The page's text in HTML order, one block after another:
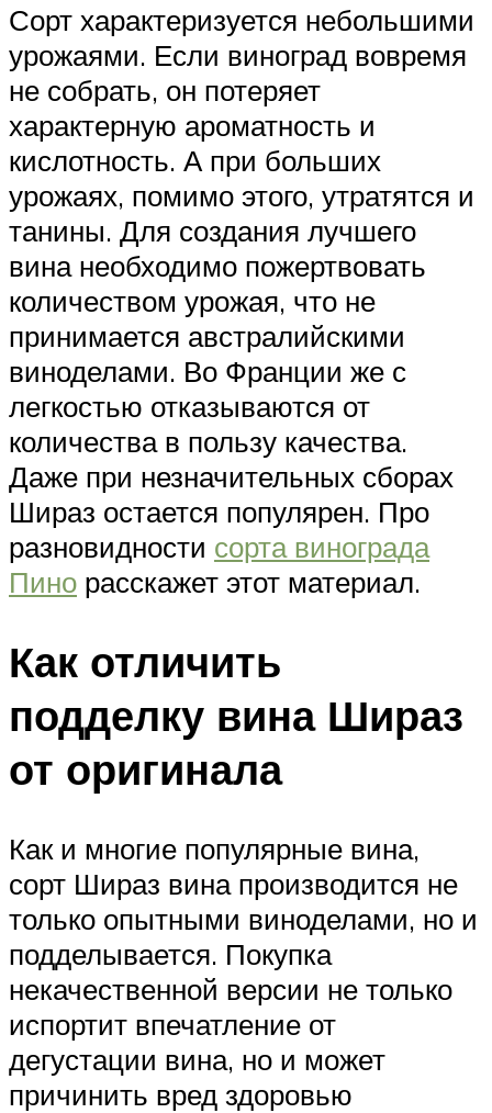
Сорт характеризуется небольшими
урожаями. Если виноград вовремя
не собрать, он потеряет
характерную ароматность и
кислотность. А при больших
урожаях, помимо этого, утратятся и
танины. Для создания лучшего
вина необходимо пожертвовать
количеством урожая, что не
принимается австралийскими
виноделами. Во Франции же с
легкостью отказываются от
количества в пользу качества.
Даже при незначительных сборах
Шираз остается популярен. Про
разновидности сорта винограда
Пино расскажет этот материал.
Как отличить
подделку вина Шираз
от оригинала
Как и многие популярные вина,
сорт Шираз вина производится не
только опытными виноделами, но и
подделывается. Покупка
некачественной версии не только
испортит впечатление от
дегустации вина, но и может
причинить вред здоровью